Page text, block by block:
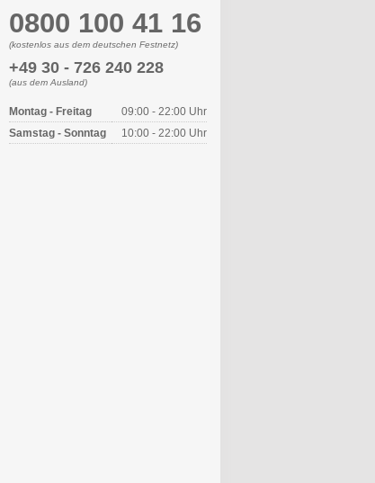
0800 100 41 16
(kostenlos aus dem deutschen Festnetz)
+49 30 - 726 240 228
(aus dem Ausland)
Montag - Freitag
09:00 - 22:00 Uhr
Samstag - Sonntag
10:00 - 22:00 Uhr